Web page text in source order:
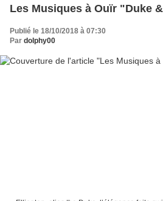
Les Musiques à Ouïr "Duke
Publié le 18/10/2018 à 07:30
Par dolphy00